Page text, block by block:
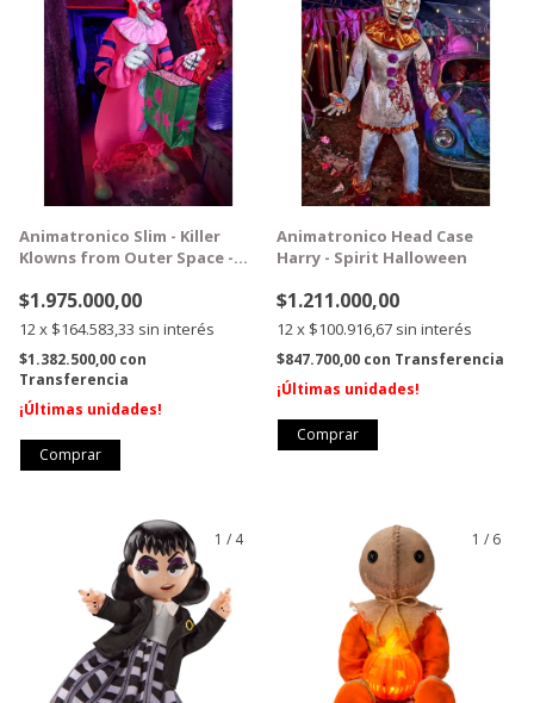
Animatronico Slim - Killer
Klowns from Outer Space -
$1.975.000,00
12x $164.583,33 sin interés
$1.382.500,00 con
Transferencia
¡Últimas unidades!
Animatronico Head Case
Harry - Spirit Halloween
$1.211.000,00
12x $100.916,67 sin interés
$847.700,00 con Transferencia
¡Últimas unidades!
1 / 4 1 / 6